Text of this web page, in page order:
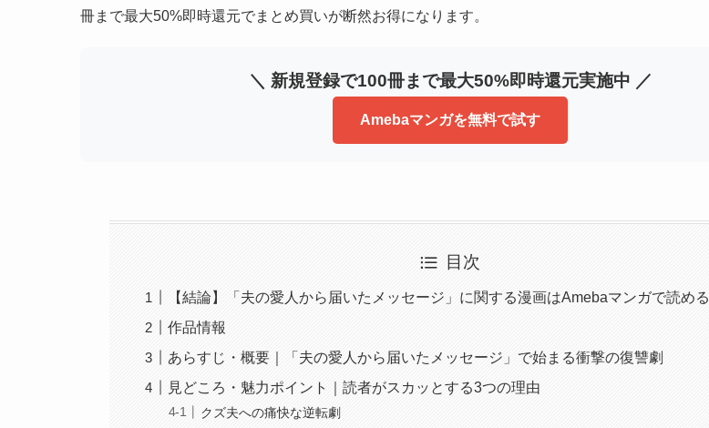
冊まで最大50%即時還元でまとめ買いが断然お得になります。
＼ 新規登録で100冊まで最大50%即時還元実施中 ／
Amebaマンガを無料で試す
目次
【結論】「夫の愛人から届いたメッセージ」に関する漫画はAmebaマンガで読める
作品情報
あらすじ・概要｜「夫の愛人から届いたメッセージ」で始まる衝撃の復讐劇
見どころ・魅力ポイント｜読者がスカッとする3つの理由
クズ夫への痛快な逆転劇